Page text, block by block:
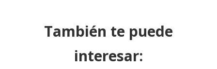
También te puede
interesar: